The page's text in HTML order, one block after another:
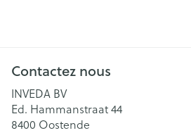
Contactez nous
INVEDA BV
Ed. Hammanstraat 44
8400 Oostende